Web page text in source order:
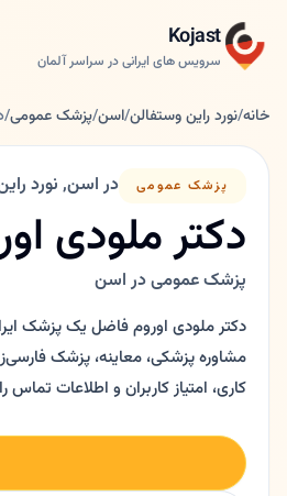
Kojast
سرویس های ایرانی در سراسر آلمان
خانه/نورد راین وستفالن/اسن/پزشک عمومی/
پزشک عمومی در اسن, نورد
دکتر ملودی
پزشک عمومی در اسن
دکتر ملودی اوروم فاضل یک پزشک
کاری، امتیاز کاربران و اطلاعات